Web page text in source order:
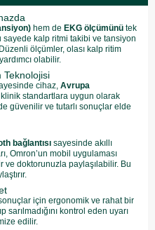
hem de EKG ölçümünü tek
kalp ritmi takibi ve tansiyon
ölçümler, olası kalp ritim
olabilir.
Teknolojisi
cihaz, Avrupa
standartlara uygun olarak
güvenilir ve tutarlı sonuçlar elde
bağlantısı sayesinde akıllı
Omron’un mobil uygulaması
doktorunuzla paylaşılabilir. Bu
için ergonomik ve rahat bir
kontrol eden uyarı
edilir.